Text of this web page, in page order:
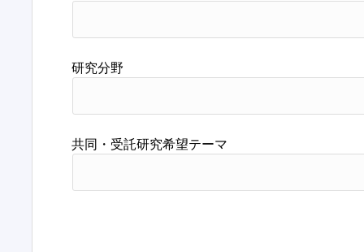
研究分野
共同・受託研究希望テーマ